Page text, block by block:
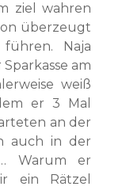
ziel wahren
überzeugt
Naja
am
weiß
er 3 Mal
an der
auch in der
Warum er
ein Rätzel